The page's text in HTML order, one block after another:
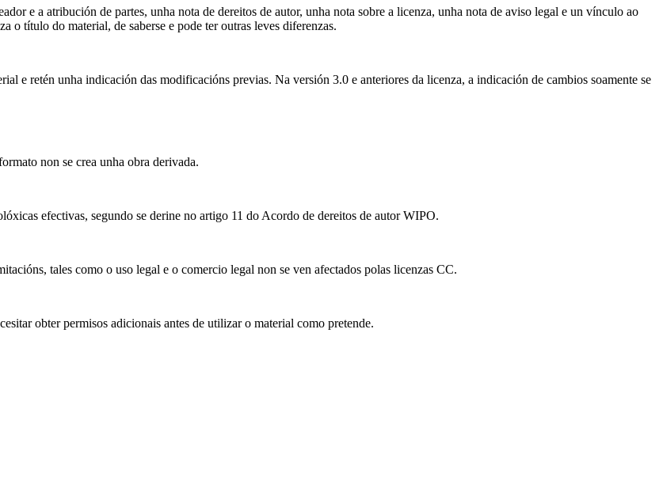
e a atribución de partes, unha nota de dereitos de autor, unha nota sobre a licenza, unha nota de aviso legal e un vínculo ao
o título do material, de saberse e pode ter outras leves diferenzas.
e retén unha indicación das modificacións previas. Na versión 3.0 e anteriores da licenza, a indicación de cambios soamente se
non se crea unha obra derivada.
efectivas, segundo se derine no artigo 11 do Acordo de dereitos de autor WIPO.
tales como o uso legal e o comercio legal non se ven afectados polas licenzas CC.
obter permisos adicionais antes de utilizar o material como pretende.